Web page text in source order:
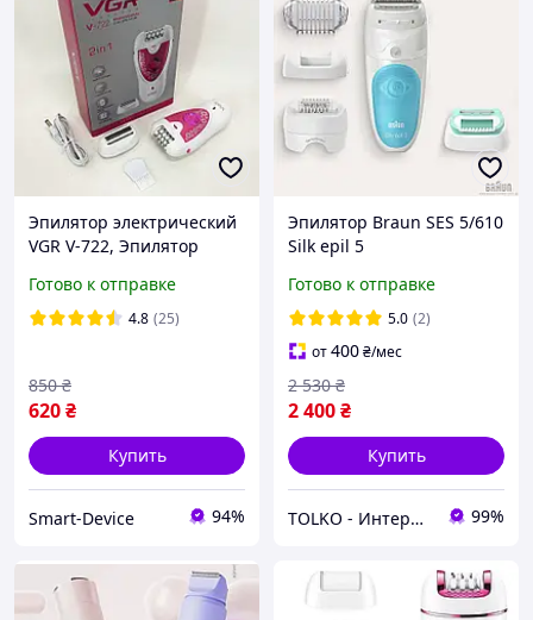
Эпилятор электрический
VGR V-722, Эпилятор
линии бикини, Эпилятор
HD-470 от аккумулятора
Готово к отправке
4.8 (25)
620₴
850 ₴
Купить
Smart-Device 94%
Эпилятор Braun SES 5/610
Silk epil 5
Готово к отправке
5.0 (2)
от400₴/мес
2 400₴
2 530 ₴
Купить
TOLKO - Интернет-Магазин 99%